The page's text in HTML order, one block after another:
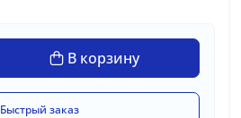
В корзину
Быстрый заказ